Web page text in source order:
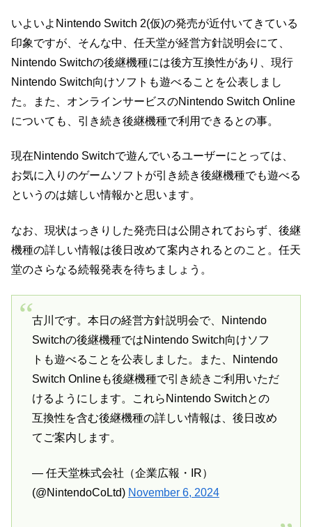
いよいよNintendo Switch 2(仮)の発売が近付いてきている
印象ですが、そんな中、任天堂が経営方針説明会にて、
Nintendo Switchの後継機種には後方互換性があり、現行
Nintendo Switch向けソフトも遊べることを公表しまし
た。また、オンラインサービスのNintendo Switch Online
についても、引き続き後継機種で利用できるとの事。
現在Nintendo Switchで遊んでいるユーザーにとっては、
お気に入りのゲームソフトが引き続き後継機種でも遊べる
というのは嬉しい情報かと思います。
なお、現状はっきりした発売日は公開されておらず、後継
機種の詳しい情報は後日改めて案内されるとのこと。任天
堂のさらなる続報発表を待ちましょう。
古川です。本日の経営方針説明会で、Nintendo
Switchの後継機種ではNintendo Switch向けソフ
トも遊べることを公表しました。また、Nintendo
Switch Onlineも後継機種で引き続きご利用いただ
けるようにします。これらNintendo Switchとの
互換性を含む後継機種の詳しい情報は、後日改め
てご案内します。
— 任天堂株式会社（企業広報・IR）
(@NintendoCoLtd) November 6, 2024